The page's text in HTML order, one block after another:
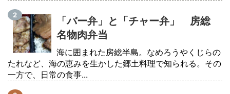
「バー弁」と「チャー弁」 房総
名物肉弁当
海に囲まれた房総半島。なめろうやくじらの
たれなど、海の恵みを生かした郷土料理で知られる。その
一方で、日常の食事...